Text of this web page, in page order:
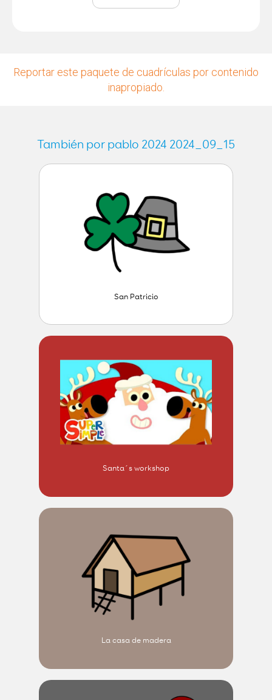
Reportar este paquete de cuadrículas por contenido
inapropiado.
También por pablo 2024 2024_09_15
San Patricio
Santa´s workshop
La casa de madera